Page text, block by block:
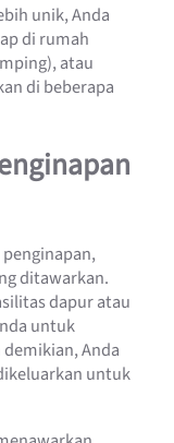
unik, Anda
di rumah
atau
di beberapa
ditawarkan.
dapur atau
untuk
Anda
untuk